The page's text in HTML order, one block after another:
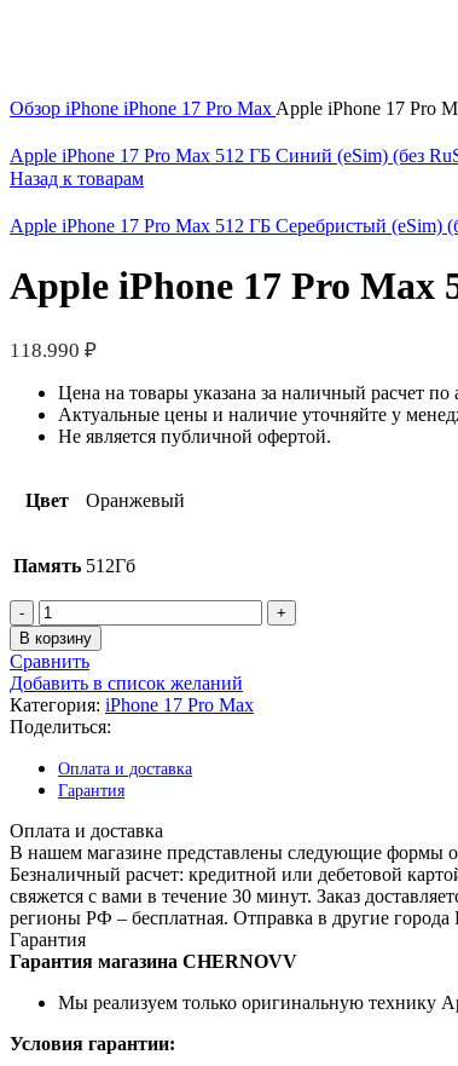
Обзор iPhone iPhone 17 Pro Max Apple iPhone 17 Pro
Apple iPhone 17 Pro Max 512 ГБ Синий (eSim) (без
Назад к товарам
Apple iPhone 17 Pro Max 512 ГБ Серебристый (eSim)
Apple iPhone 17 Pro Max
118.990 ₽
Цена на товары указана за наличный расчет по
Актуальные цены и наличие уточняйте у
Не является публичной офертой.
Цвет Оранжевый
Память 512Гб
Количество
товара
Apple
iPhone
17
Pro
Max
512
ГБ
Оранжевый
(eSim)
(без
RuStore)
В корзину
Сравнить
Добавить в список желаний
Категория: iPhone 17 Pro Max
Поделиться:
Оплата и доставка
Гарантия
Оплата и доставка
В нашем магазине представлены следующие формы
Безналичный расчет: кредитной или дебетовой
свяжется с вами в течение 30 минут. Заказ
регионы РФ – бесплатная. Отправка в другие
Гарантия
Гарантия магазина CHERNOVV
Мы реализуем только оригинальную технику
Условия гарантии: